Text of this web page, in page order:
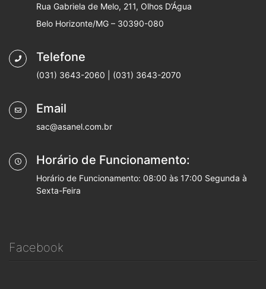
Rua Gabriela de Melo, 211, Olhos D’Água
Belo Horizonte/MG – 30390-080
Telefone
(031) 3643-2060 | (031) 3643-2070
Email
sac@asanel.com.br
Horário de Funcionamento:
Horário de Funcionamento: 08:00 às 17:00 Segunda à
Sexta-Feira
Facebook